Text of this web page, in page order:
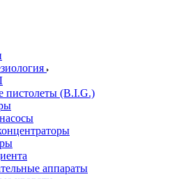
пистолеты (B.I.G.)
аппараты